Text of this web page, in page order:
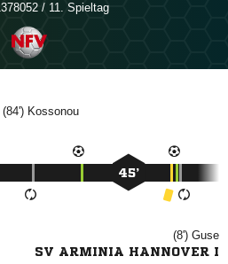
/ 11. Spieltag
| (84') 
45’
(8') 
SV ARMINIA HANNOVER I